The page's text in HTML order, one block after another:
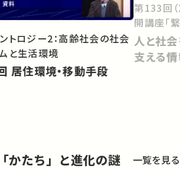
トロジー2：高齢社会の社会
と生活環境
第11回 居住環境・移動手段
第133回
開講座「
人と社
支える
かたち」と進化の謎 一覧を見る